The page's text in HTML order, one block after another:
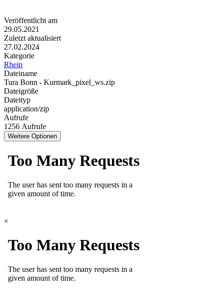
Veröffentlicht am
29.05.2021
Zuletzt aktualisiert
27.02.2024
Kategorie
Rhein
Dateiname
Tura Bonn - Kurmark_pixel_ws.zip
Dateigröße
Dateityp
application/zip
Aufrufe
1256 Aufrufe
Weitere Optionen
×